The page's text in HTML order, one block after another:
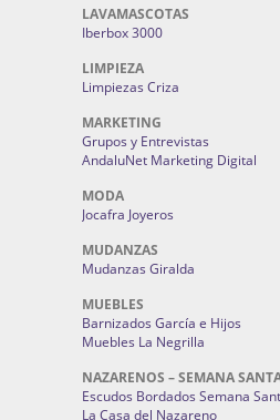
LAVAMASCOTAS
Iberbox 3000
LIMPIEZA
Limpiezas Criza
MARKETING
Grupos y Entrevistas
AndaluNet Marketing Digital
MODA
Jocafra Joyeros
MUDANZAS
Mudanzas Giralda
MUEBLES
Barnizados García e Hijos
Muebles La Negrilla
NAZARENOS – SEMANA
Escudos Bordados Semana
La Casa del Nazareno